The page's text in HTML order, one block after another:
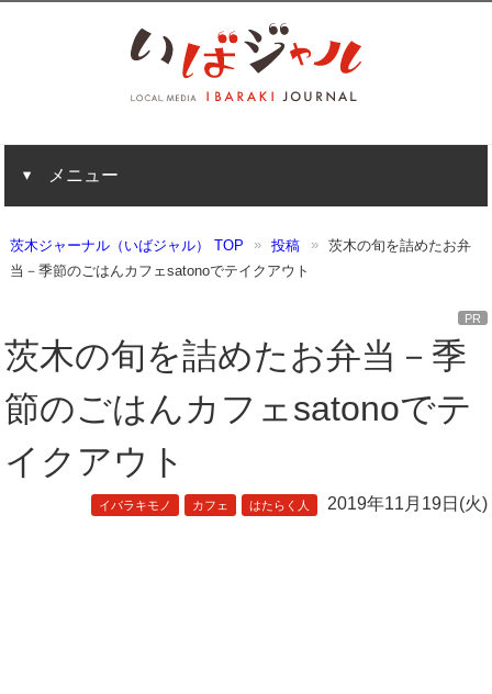
メニュー
茨木ジャーナル（いばジャル） TOP 投稿
茨木の旬を詰めたお弁
当－季節のごはんカフェsatonoでテイクアウト
PR
茨木の旬を詰めたお弁当－季
節のごはんカフェsatonoでテ
イクアウト
イバラキモノ カフェ はたらく人 2019年11月19日(火)